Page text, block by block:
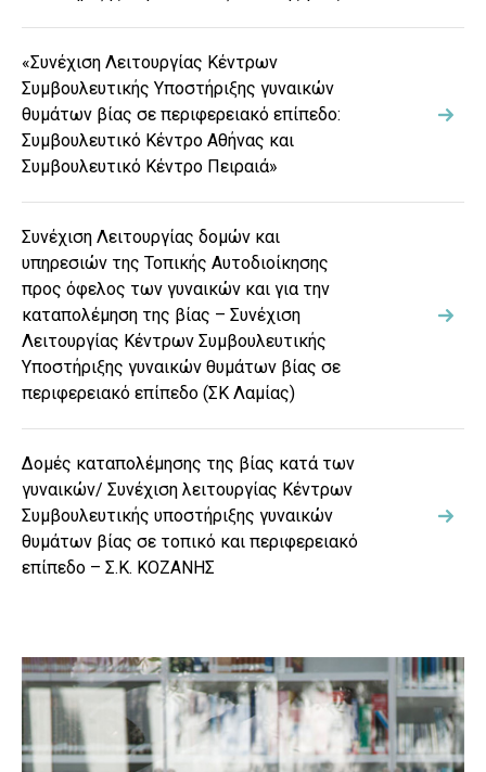
«Συνέχιση Λειτουργίας Κέντρων
Συμβουλευτικής Υποστήριξης γυναικών
θυμάτων βίας σε περιφερειακό επίπεδο:
Συμβουλευτικό Κέντρο Αθήνας και
Συμβουλευτικό Κέντρο Πειραιά»
Συνέχιση Λειτουργίας δομών και
υπηρεσιών της Τοπικής Αυτοδιοίκησης
προς όφελος των γυναικών και για την
καταπολέμηση της βίας – Συνέχιση
Λειτουργίας Κέντρων Συμβουλευτικής
Υποστήριξης γυναικών θυμάτων βίας σε
περιφερειακό επίπεδο (ΣΚ Λαμίας)
Δομές καταπολέμησης της βίας κατά των
γυναικών/ Συνέχιση λειτουργίας Κέντρων
Συμβουλευτικής υποστήριξης γυναικών
θυμάτων βίας σε τοπικό και περιφερειακό
επίπεδο – Σ.Κ. ΚΟΖΑΝΗΣ